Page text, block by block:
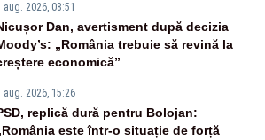
aug. 2026, 08:51
Dan, avertisment după decizia
„România trebuie să revină la
economică”
aug. 2026, 15:26
replică dură pentru Bolojan:
este într-o situație de forță